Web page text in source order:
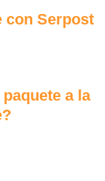
con Serpost
a la